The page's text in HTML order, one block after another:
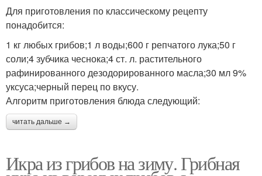
Для приготовления по классическому рецепту
понадобится:
1 кг любых грибов;1 л воды;600 г репчатого лука;50 г
соли;4 зубчика чеснока;4 ст. л. растительного
рафинированного дезодорированного масла;30 мл 9%
уксуса;черный перец по вкусу.
Алгоритм приготовления блюда следующий:
читать дальше →
Икра из грибов на зиму. Грибная